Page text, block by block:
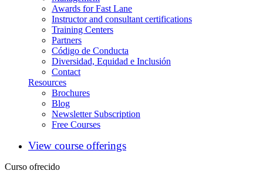
Awards for Fast Lane
Instructor and consultant certifications
Training Centers
Partners
Código de Conducta
Diversidad, Equidad e Inclusión
Contact
Resources
Brochures
Blog
Newsletter Subscription
Free Courses
View course offerings
Curso ofrecido